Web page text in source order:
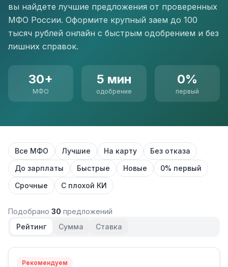
вы найдете лучшие предложения от проверенных
МФО России. Оформите крупный заем до 100
тысяч рублей онлайн с быстрым одобрением и без
лишних справок.
30+
МФО
5 мин
одобрение
0%
первый
Все МФО Лучшие На карту
Без отказа
До зарплаты
Быстрые Новые
0% первый
Срочные
С плохой КИ
Подобрано 30 предложений
Рейтинг
Сумма Ставка
Рекомендуем